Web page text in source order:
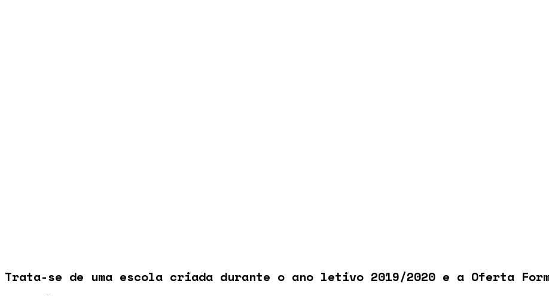
Trata-se de uma escola criada durante o ano letivo 2019/2020 e a Oferta